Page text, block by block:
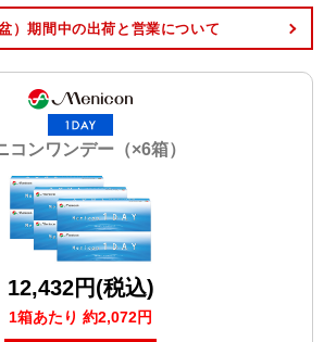
）期間中の出荷と営業について
コンワンデー（×6箱）
12,432円(税込)
1箱あたり 約2,072円